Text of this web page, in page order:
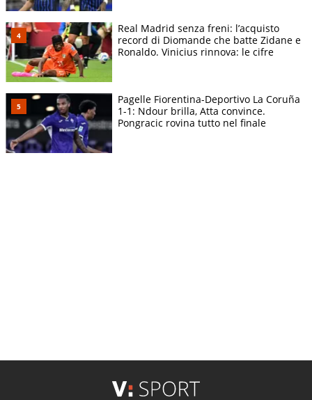
Real Madrid senza freni: l’acquisto
record di Diomande che batte Zidane e
Ronaldo. Vinicius rinnova: le cifre
Pagelle Fiorentina-Deportivo La Coruña
1-1: Ndour brilla, Atta convince.
Pongracic rovina tutto nel finale